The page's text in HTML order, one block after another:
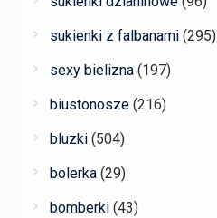
sukienki z falbanami (295)
sexy bielizna (197)
biustonosze (216)
bluzki (504)
bolerka (29)
bomberki (43)